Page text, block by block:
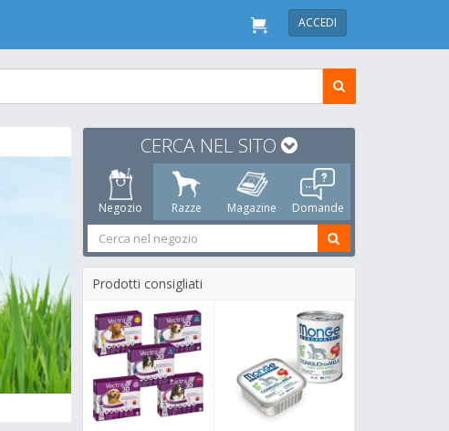
ACCEDI
CERCA NEL SITO
Negozio Razze Magazine Domande
Prodotti consigliati